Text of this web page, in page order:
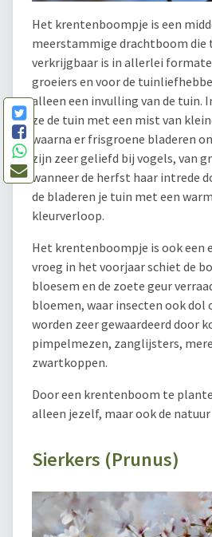
Het krentenboompje is een
meerstammige drachtboom die
verkrijgbaar is in allerlei
groeiers en voor de
alleen een invulling van de tuin.
ze de tuin met een mist van
waarna er frisgroene bladeren
zijn zeer geliefd bij vogels, van
wanneer de herfst haar intrede
de bladeren je tuin met een
kleurverloop.
Het krentenboompje is ook een
vroeg in het voorjaar schiet de
bloesem en de zoete geur
bloemen, waar insecten ook dol
worden zeer gewaardeerd door
pimpelmezen, zanglijsters,
zwartkoppen.
Door een krentenboom te
alleen jezelf, maar ook de
Sierkers (Prunus)